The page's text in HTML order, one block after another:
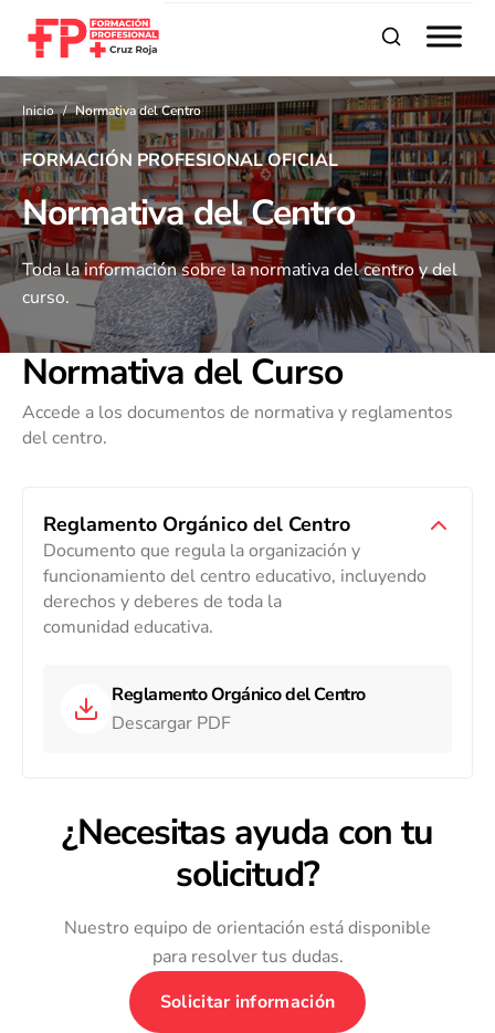
Buscar
Inicio Normativa del Centro
FORMACIÓN PROFESIONAL OFICIAL
Normativa del Centro
Toda la información sobre la normativa del centro y del
curso.
Normativa del Curso
Accede a los documentos de normativa y reglamentos
del centro.
Reglamento Orgánico del Centro
Documento que regula la organización y
funcionamiento del centro educativo, incluyendo
derechos y deberes de toda la
comunidad educativa.
Reglamento Orgánico del Centro
Descargar PDF
¿Necesitas ayuda con tu
solicitud?
Nuestro equipo de orientación está disponible
para resolver tus dudas.
Solicitar información